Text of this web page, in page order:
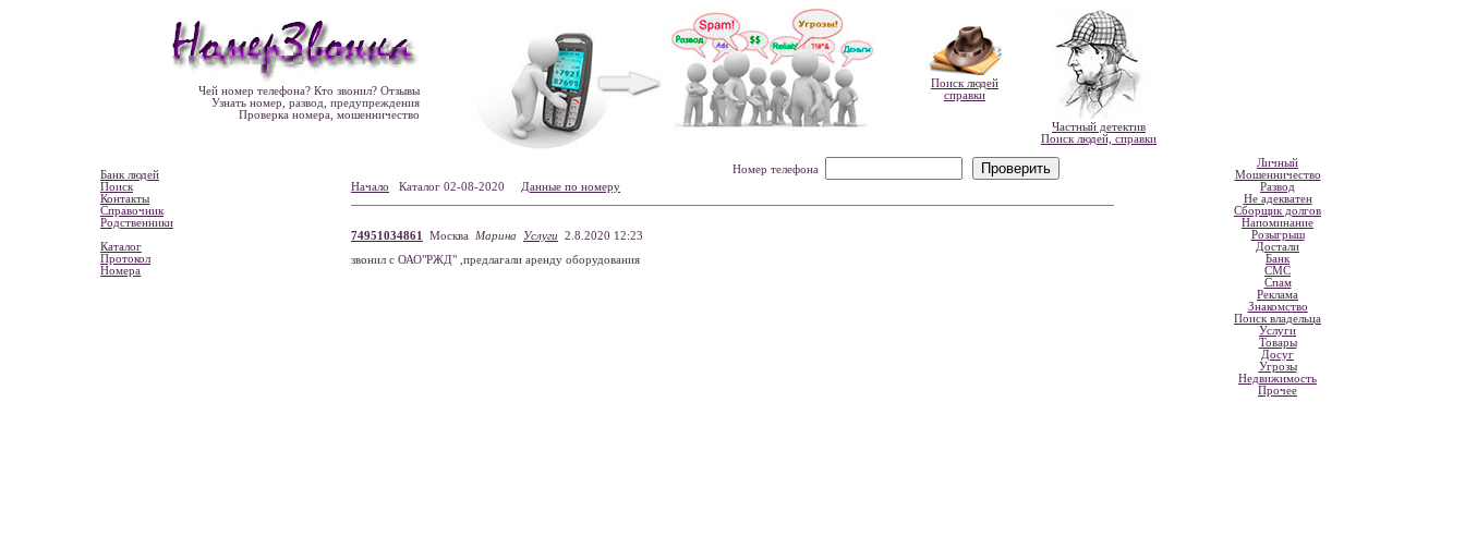
Чей номер телефона? Кто звонил? Отзывы
Узнать номер, развод, предупреждения
Проверка номера, мошенничество
Поиск людей
справки
Частный детектив
Поиск людей, справки
Банк людей
Поиск
Контакты
Справочник
Родственники
Каталог
Протокол
Номера
Номер телефона
Начало Каталог 02-08-2020 Данные по номеру
74951034861 Москва Марина Услуги 2.8.2020 12:23
звонил с ОАО"РЖД" ,предлагали аренду оборудования
Личный
Мошенничество
Развод
Не адекватен
Сборщик долгов
Напоминание
Розыгрыш
Достали
Банк
СМС
Спам
Реклама
Знакомство
Поиск владельца
Услуги
Товары
Досуг
Угрозы
Недвижимость
Прочее